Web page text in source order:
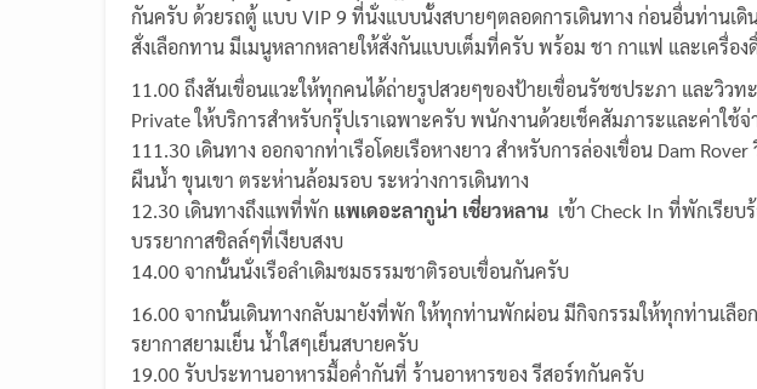
กันครับ ด้วยรถตู้ แบบ VIP 9 ที่นั่งแบบนั้งสบายๆตลอดการเดินทาง ก่อนอื่นท่านเดิ
สั่งเลือกทาน มีเมนูหลากหลายให้สั่งกันแบบเต็มที่ครับ พร้อม ชา กาแฟ และเครื่อ
11.00 ถึงสันเขื่อนแวะให้ทุกคนได้ถ่ายรูปสวยๆของป้ายเขื่อนรัชชประภา และวิวท
Private ให้บริการสำหรับกรุ๊ปเราเฉพาะครับ พนักงานด้วยเช็คสัมภาระและค่าใ
111.30 เดินทาง ออกจากท่าเรือโดยเรือหางยาว สำหรับการล่องเขื่อน Dam
ผืนน้ำ ขุนเขา ตระห่านล้อมรอบ ระหว่างการเดินทาง
12.30 เดินทางถึงแพที่พัก แพเดอะลากูน่า เชี่ยวหลาน เข้า Check In ที่พักเรีย
บรรยากาสชิลล์ๆที่เงียบสงบ
14.00 จากนั้นนั่งเรือลำเดิมชมธรรมชาติรอบเขื่อนกันครับ
16.00 จากนั้นเดินทางกลับมายังที่พัก ให้ทุกท่านพักผ่อน มีกิจกรรมให้ทุกท่านเลื
รยากาสยามเย็น น้ำใสๆเย็นสบายครับ
19.00 รับประทานอาหารมื้อค่ำกันที่ ร้านอาหารของ รีสอร์ทกันครับ